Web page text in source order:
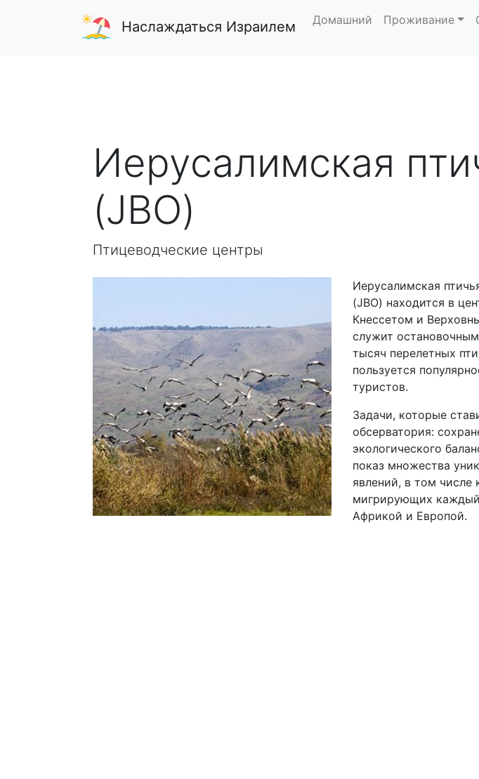
Наслаждаться Израилем Домашний Проживание
Иерусалимская
(JBO)
Птицеводческие центры
Иерусалимская
(JBO) находится в
Кнессетом и
служит
тысяч перелетных
пользуется
туристов.
Задачи, которые
обсерватория:
экологического
показ множества
явлений, в том числе
мигрирующих
Африкой и Европой.